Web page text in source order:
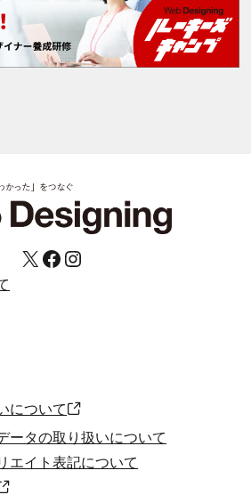
X Facebook Instagram
について
ータの取り扱いについて
エイト表記について